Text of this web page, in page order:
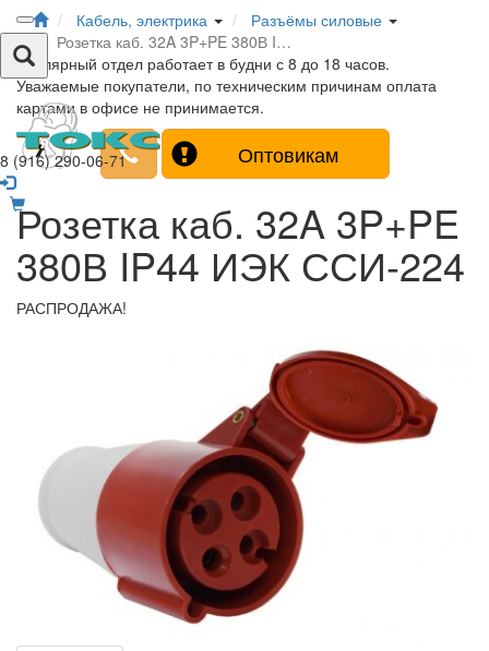
8 (916) 290-06-71
Кабель, электрика
Разъёмы силовые
Розетка каб. 32A 3P+PE 380В I…
Столярный отдел работает в будни с 8 до 18 часов.
Уважаемые покупатели, по техническим причинам оплата
картами в офисе не принимается.
Оптовикам
Розетка каб. 32A 3P+PE
380В IP44 ИЭК ССИ-224
РАСПРОДАЖА!